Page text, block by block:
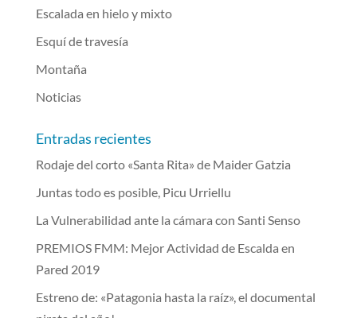
Escalada en hielo y mixto
Esquí de travesía
Montaña
Noticias
Entradas recientes
Rodaje del corto «Santa Rita» de Maider Gatzia
Juntas todo es posible, Picu Urriellu
La Vulnerabilidad ante la cámara con Santi Senso
PREMIOS FMM: Mejor Actividad de Escalda en
Pared 2019
Estreno de: «Patagonia hasta la raíz», el documental